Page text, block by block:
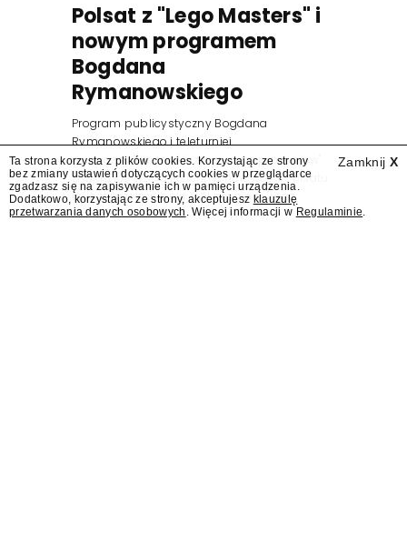
Polsat z "Lego Masters" i
nowym programem
Bogdana
Rymanowskiego
Program publicystyczny Bogdana
Rymanowskiego i teleturniej
muzyczny "Hitster. Muzyczna gra przebojów"
znajdą się wśród jesiennych nowości Polsatu.
Polsat przejmuje od TVN program "Lego
Masters".
Zamknij X
Ta strona korzysta z plików cookies. Korzystając ze strony
bez zmiany ustawień dotyczących cookies w przeglądarce
zgadzasz się na zapisywanie ich w pamięci urządzenia.
Dodatkowo, korzystając ze strony, akceptujesz klauzulę
przetwarzania danych osobowych . Więcej informacji w Regulaminie.